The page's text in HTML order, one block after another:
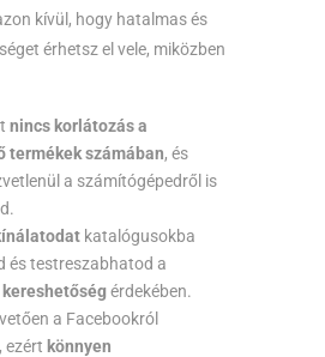
kívül, hogy hatalmas és
érhetsz el vele, miközben
nincs korlátozás a
termékek számában, és
a számítógépedről is
katalógusokba
és testreszabhatod a
kereshetőségérdekében.
a Facebookról
ezért könnyen